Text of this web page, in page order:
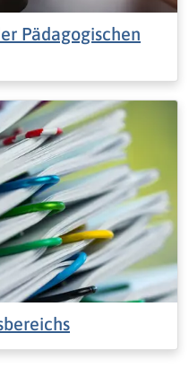
Pädagogischen